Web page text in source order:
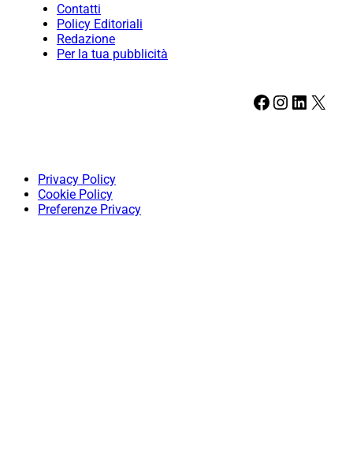
Contatti
Policy Editoriali
Redazione
Per la tua pubblicità
Facebook Instagram LinkedIn X
Privacy Policy
Cookie Policy
Preferenze Privacy